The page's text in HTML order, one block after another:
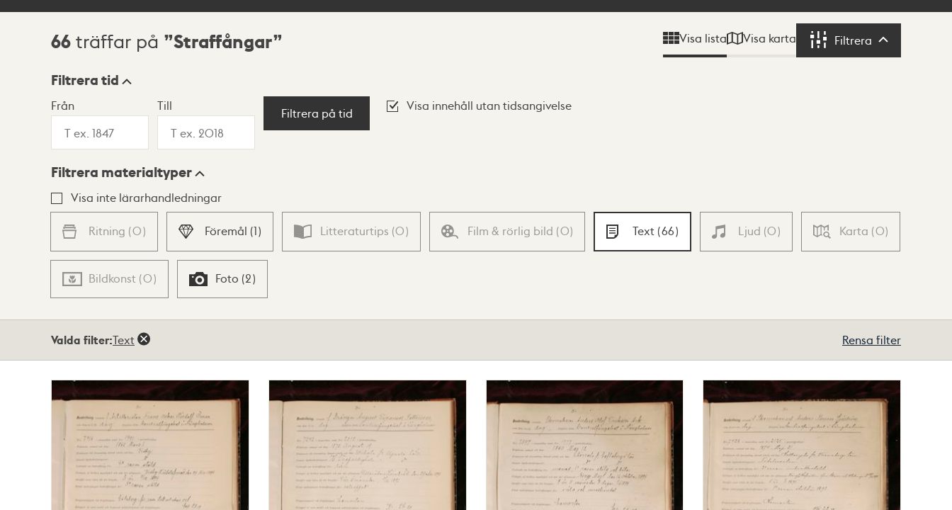
Sökresultat
66 träffar på Straffångar Visa lista Visa karta Filtrera Filtrera
Visningsläge
Lista Karta
Filtrera tid
Från Till
Filtrera på tid
Visa innehåll utan tidsangivelse
Filtrera materialtyper
Visa inte lärarhandledningar
Ritning (0) Föremål (1) Litteraturtips (0) Film & rörlig bild (0) Text (66) Ljud (0) Karta (0)
Bildkonst (0) Foto (2)
Valda filter:Text Rensa filter